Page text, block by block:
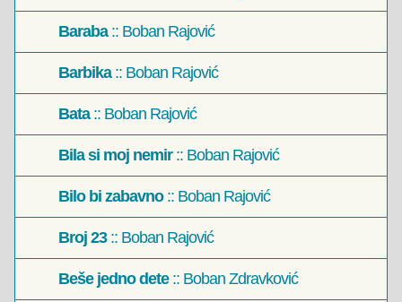
Baraba:: Boban Rajović
Barbika:: Boban Rajović
Bata:: Boban Rajović
Bila si moj nemir:: Boban Rajović
Bilo bi zabavno:: Boban Rajović
Broj 23:: Boban Rajović
Beše jedno dete:: Boban Zdravković